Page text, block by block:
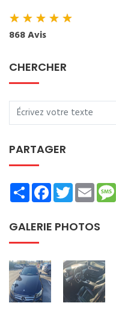
★★★★★
868 Avis
CHERCHER
PARTAGER
ShareFacebookTwitterEmail
GALERIE PHOTOS